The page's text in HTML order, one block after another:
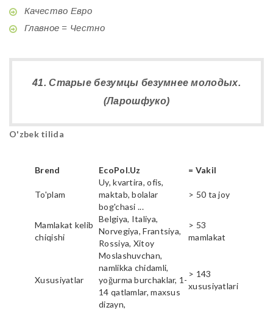
Качество Евро
Главное = Честно
41. Старые безумцы безумнее молодых.
(Ларошфуко)
O'zbek tilida
Brend EcoPol.Uz = Vakil
To'plam
Uy, kvartira, ofis,
maktab, bolalar
bog'chasi ...
> 50 ta joy
Mamlakat kelib
chiqishi
Belgiya, Italiya,
Norvegiya, Frantsiya,
Rossiya, Xitoy
> 53
mamlakat
Xususiyatlar
Moslashuvchan,
namlikka chidamli,
yoğurma burchaklar, 1-
14 qatlamlar, maxsus
dizayn,
> 143
xususiyatlari